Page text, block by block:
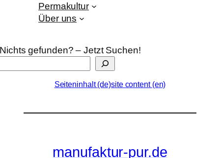
Permakultur
Über uns
Nichts gefunden? – Jetzt Suchen!
Seiteninhalt (de)site content (en)
manufaktur-pur.de